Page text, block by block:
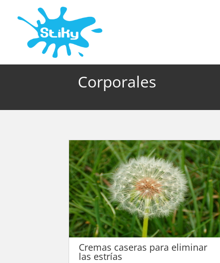
Corporales
Cremas caseras para eliminar
las estrías